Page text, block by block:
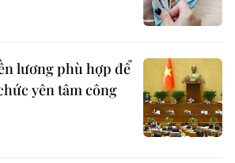
lương phù hợp để
yên tâm công